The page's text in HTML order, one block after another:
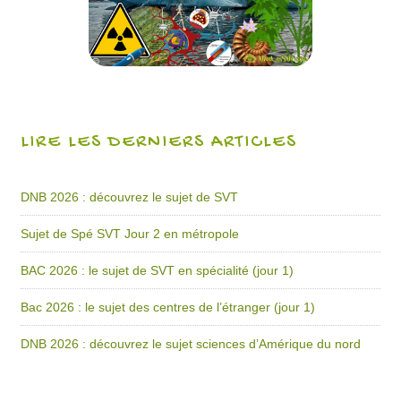
LIRE LES DERNIERS ARTICLES
DNB 2026 : découvrez le sujet de SVT
Sujet de Spé SVT Jour 2 en métropole
BAC 2026 : le sujet de SVT en spécialité (jour 1)
Bac 2026 : le sujet des centres de l’étranger (jour 1)
DNB 2026 : découvrez le sujet sciences d’Amérique du nord